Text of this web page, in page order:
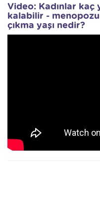
Video: Kadınlar kaç
kalabilir -
çıkma yaşı nedir?